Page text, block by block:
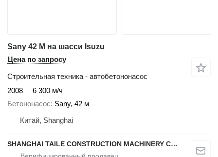
Sany 42 M на шасси Isuzu
Цена по запросу
Строительная техника - автобетононасос
2008
6 300 м/ч
Бетононасос Sany, 42 м
Китай, Shanghai
SHANGHAI TAILE CONSTRUCTION MACHINERY CO.,LID